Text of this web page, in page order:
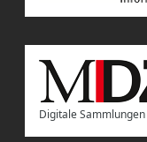
Digitale Sammlungen